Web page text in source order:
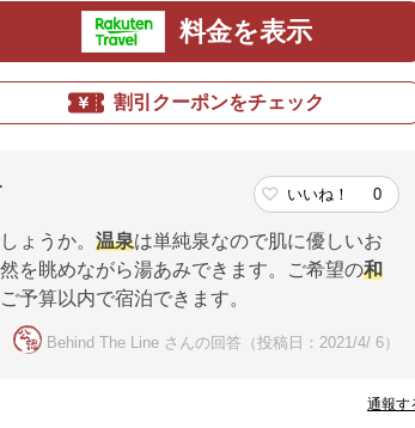
料金を表示
割引クーポンをチェック
いいね！ 0
ょうか。 温泉は単純泉なので肌に優しいお
を眺めながら湯あみできます。ご希望の和
予算以内で宿泊できます。
Behind The Line さんの回答（投稿日：2021/4/ 6）
通報す